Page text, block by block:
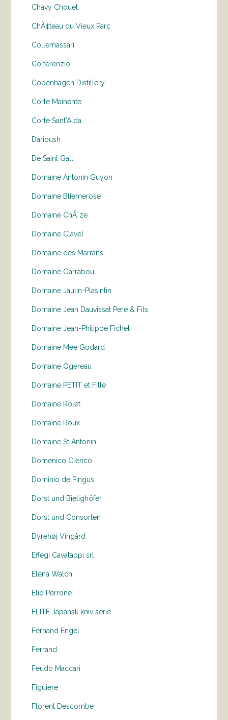
Chavy Chouet
ChÃ¢teau du Vieux Parc
Collemassari
Colterenzio
Copenhagen Distillery
Corte Mainente
Corte Sant'Alda
Darioush
De Saint Gall
Domaine Antonin Guyon
Domaine Bliemerose
Domaine ChÃ¨ze
Domaine Clavel
Domaine des Marrans
Domaine Garrabou
Domaine Jaulin-Plasintin
Domaine Jean Dauvissat Pere & Fils
Domaine Jean-Philippe Fichet
Domaine Mee Godard
Domaine Ogereau
Domaine PETIT et Fille
Domaine Rolet
Domaine Roux
Domaine St Antonin
Domenico Clerico
Dominio de Pingus
Dorst und Bietighöfer
Dorst und Consorten
Dyrehøj Vingård
Effegi Cavatappi srl
Elena Walch
Elio Perrone
ELITE Japansk kniv serie
Fernand Engel
Ferrand
Feudo Maccari
Figuiere
Florent Descombe